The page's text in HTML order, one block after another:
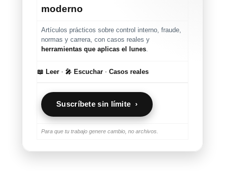
moderno
Artículos prácticos sobre control interno, fraude,
normas y carrera, con casos reales y
herramientas que aplicas el lunes.
📖 Leer · 🎤 Escuchar · Casos reales
Suscríbete sin límite ›
Para que tu trabajo genere cambio, no archivos.